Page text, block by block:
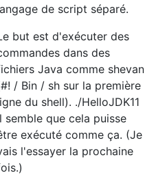
de script séparé.
but est d'exécuter des
dans des
Java comme shevan
/ Bin / sh sur la première
du shell). ./HelloJDK11
semble que cela puisse
exécuté comme ça. (Je
l'essayer la prochaine